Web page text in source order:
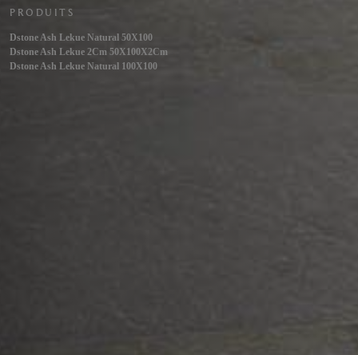
PRODUITS
Dstone Ash Lekue Natural 50X100
Dstone Ash Lekue 2Cm 50X100X2Cm
Dstone Ash Lekue Natural 100X100